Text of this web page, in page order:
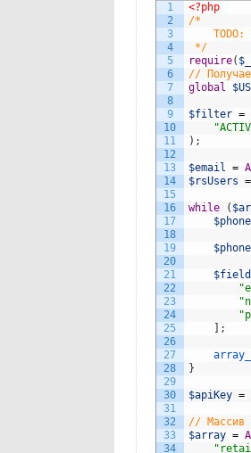
1
2
3
4
5
6
7
8
9
10
11
12
13
14
15
16
17
18
19
20
21
22
23
24
25
26
27
28
29
30
31
32
33
34
<?php
/*
TODO:
*/
require(
//
global
$filter =
) ;
$email =
$rsUsers =
while (
$phone
$phone
;
}
$apiKey =
// Массив
$array =